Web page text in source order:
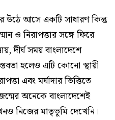
উঠে আসে একটি সাধারণ কিন্তু
ও নিরাপত্তার সঙ্গে ফিরে
দীর্ঘ সময় বাংলাদেশে
হলেও এটি কোনো স্থায়ী
এবং মর্যাদার ভিত্তিতে
অনেকে বাংলাদেশেই
নিজের মাতৃভূমি দেখেনি।